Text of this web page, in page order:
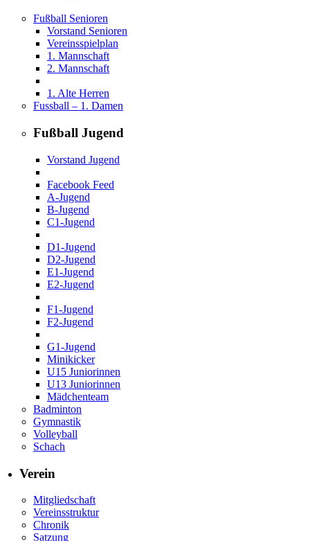
Fußball Senioren
Vorstand Senioren
Vereinsspielplan
1. Mannschaft
2. Mannschaft
1. Alte Herren
Fussball – 1. Damen
Fußball Jugend
Vorstand Jugend
Facebook Feed
A-Jugend
B-Jugend
C1-Jugend
D1-Jugend
D2-Jugend
E1-Jugend
E2-Jugend
F1-Jugend
F2-Jugend
G1-Jugend
Minikicker
U15 Juniorinnen
U13 Juniorinnen
Mädchenteam
Badminton
Gymnastik
Volleyball
Schach
Verein
Mitgliedschaft
Vereinsstruktur
Chronik
Satzung